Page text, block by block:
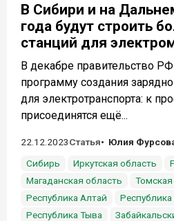
В Сибири и на
года будут строить
станций для
В декабре правительство
программу создания
для электротранспорта: к
присоединятся ещё...
22.12.2023Статья
Юлия
Сибирь
Иркутская область
Магаданская область
Республика Алтай
Республика Тыва